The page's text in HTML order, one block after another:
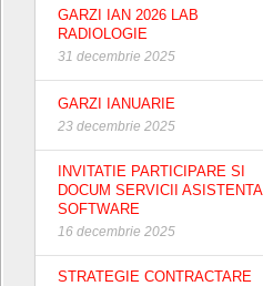
GARZI IAN 2026 LAB
RADIOLOGIE
31 decembrie 2025
GARZI IANUARIE
23 decembrie 2025
INVITATIE PARTICIPARE SI
DOCUM SERVICII ASISTENTA
SOFTWARE
16 decembrie 2025
STRATEGIE CONTRACTARE